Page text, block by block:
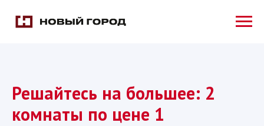
Решайтесь на большее: 2
комнаты по цене 1